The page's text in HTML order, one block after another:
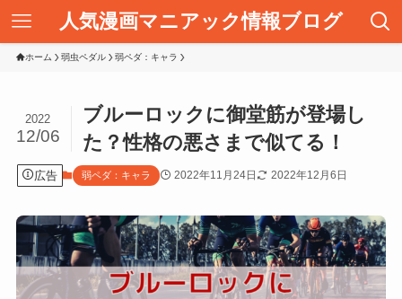
人気漫画マニアック情報ブログ
ホーム 弱虫ペダル 弱ペダ：キャラ
ブルーロックに御堂筋が登場し
た？性格の悪さまで似てる！
2022
12/06
広告 弱ペダ：キャラ 2022年11月24日 2022年12月6日